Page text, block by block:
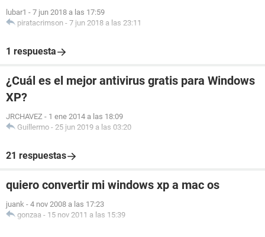
lubar1 - 7 jun 2018 a las 17:59
piratacrimson - 7 jun 2018 a las 23:11
1 respuesta
¿Cuál es el mejor antivirus gratis para Windows
XP?
JRCHAVEZ - 1 ene 2014 a las 18:09
Guillermo - 25 jun 2019 a las 03:20
21 respuestas
quiero convertir mi windows xp a mac os
juank - 4 nov 2008 a las 17:23
gonzaa - 15 nov 2011 a las 15:39